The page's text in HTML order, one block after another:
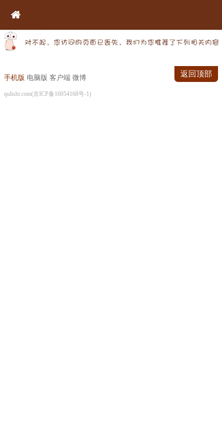
手机版 电脑版 客户端 微博
qulishi.com(京ICP备16054168号-1)
返回顶部